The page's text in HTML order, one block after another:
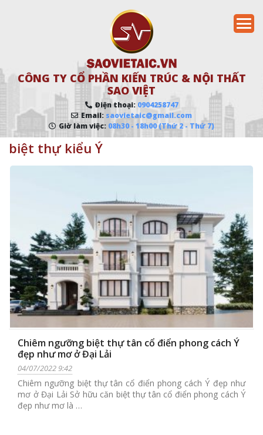
CÔNG TY CỔ PHẦN KIẾN TRÚC & NỘI THẤT
SAO VIỆT
Điện thoại: 0904258747
Email: saovietaic@gmail.com
Giờ làm việc: 08h30 - 18h00 (Thứ 2 - Thứ 7)
biệt thự kiểu Ý
Chiêm ngưỡng biệt thự tân cổ điển phong cách Ý
đẹp như mơ ở Đại Lải
04/07/2022 9:42
Chiêm ngưỡng biệt thự tân cổ điển phong cách Ý đẹp như
mơ ở Đại Lải Sở hữu căn biệt thự tân cổ điển phong cách Ý
đẹp như mơ là …